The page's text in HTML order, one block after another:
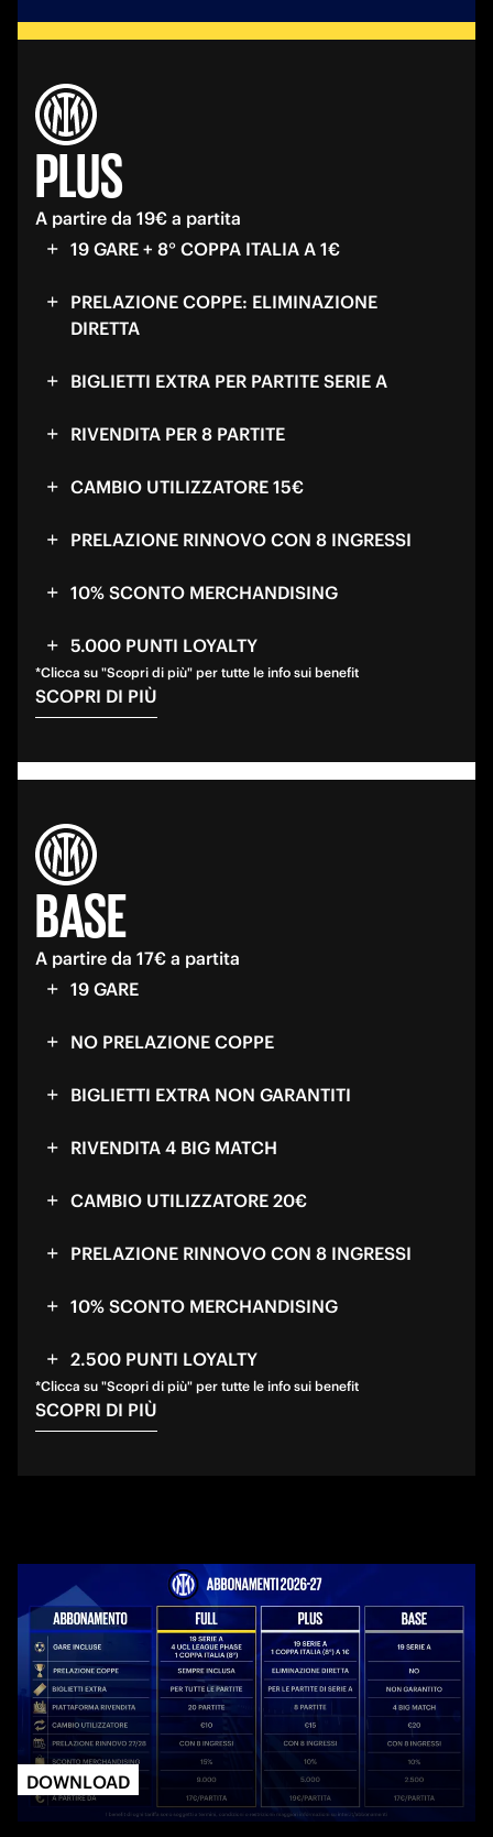
PLUS
A partire da 19€ a partita
19 GARE + 8° COPPA ITALIA A 1€
PRELAZIONE COPPE: ELIMINAZIONE
DIRETTA
BIGLIETTI EXTRA PER PARTITE SERIE A
RIVENDITA PER 8 PARTITE
CAMBIO UTILIZZATORE 15€
PRELAZIONE RINNOVO CON 8 INGRESSI
10% SCONTO MERCHANDISING
5.000 PUNTI LOYALTY
*Clicca su "Scopri di più" per tutte le info sui benefit
SCOPRI DI PIÙ
BASE
A partire da 17€ a partita
19 GARE
NO PRELAZIONE COPPE
BIGLIETTI EXTRA NON GARANTITI
RIVENDITA 4 BIG MATCH
CAMBIO UTILIZZATORE 20€
PRELAZIONE RINNOVO CON 8 INGRESSI
10% SCONTO MERCHANDISING
2.500 PUNTI LOYALTY
*Clicca su "Scopri di più" per tutte le info sui benefit
SCOPRI DI PIÙ
DOWNLOAD